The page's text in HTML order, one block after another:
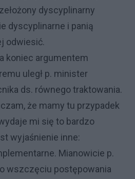
dyscyplinarny
dyscyplinarne i panią
odwiesić.
koniec argumentem
uległ p. minister
ds. równego traktowania.
że mamy tu przypadek
mi się to bardzo
wyjaśnienie inne:
Mianowicie p.
wszczęciu postępowania